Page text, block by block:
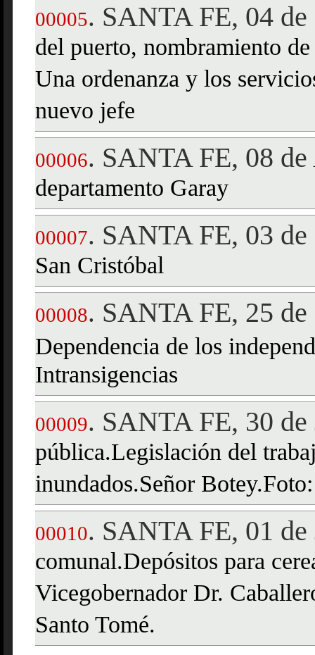
00005. SANTA FE, 04 de
del puerto, nombramiento
Una ordenanza y los
nuevo jefe
00006. SANTA FE, 08
departamento Garay
00007. SANTA FE, 03
San Cristóbal
00008. SANTA FE, 25
Dependencia de los
Intransigencias
00009. SANTA FE, 30
pública.Legislación del
inundados.Señor
00010. SANTA FE, 01
comunal.Depósitos para
Vicegobernador Dr.
Santo Tomé.